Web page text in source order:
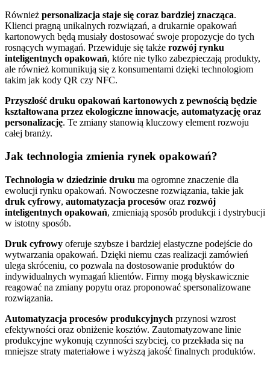
Również personalizacja staje się coraz bardziej znacząca.
Klienci pragną unikalnych rozwiązań, a drukarnie opakowań
kartonowych będą musiały dostosować swoje propozycje do tych
rosnących wymagań. Przewiduje się także rozwój rynku
inteligentnych opakowań, które nie tylko zabezpieczają produkty,
ale również komunikują się z konsumentami dzięki technologiom
takim jak kody QR czy NFC.
Przyszłość druku opakowań kartonowych z pewnością będzie
kształtowana przez ekologiczne innowacje, automatyzację oraz
personalizację. Te zmiany stanowią kluczowy element rozwoju
całej branży.
Jak technologia zmienia rynek opakowań?
Technologia w dziedzinie druku ma ogromne znaczenie dla
ewolucji rynku opakowań. Nowoczesne rozwiązania, takie jak
druk cyfrowy, automatyzacja procesów oraz rozwój
inteligentnych opakowań, zmieniają sposób produkcji i dystrybucji
w istotny sposób.
Druk cyfrowy oferuje szybsze i bardziej elastyczne podejście do
wytwarzania opakowań. Dzięki niemu czas realizacji zamówień
ulega skróceniu, co pozwala na dostosowanie produktów do
indywidualnych wymagań klientów. Firmy mogą błyskawicznie
reagować na zmiany popytu oraz proponować spersonalizowane
rozwiązania.
Automatyzacja procesów produkcyjnych przynosi wzrost
efektywności oraz obniżenie kosztów. Zautomatyzowane linie
produkcyjne wykonują czynności szybciej, co przekłada się na
mniejsze straty materiałowe i wyższą jakość finalnych produktów.